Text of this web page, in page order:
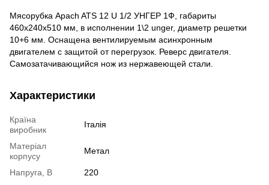
Мясорубка Apach ATS 12 U 1/2 УНГЕР 1Ф, габариты
460х240х510 мм, в исполнении 1\2 unger, диаметр решетки
10+6 мм. Оснащена вентилируемым асинхронным
двигателем с защитой от перегрузок. Реверс двигателя.
Самозатачивающийся нож из нержавеющей стали.
Характеристики
Країна
виробник
Італія
Матеріал
корпусу
Метал
Напруга, В
220